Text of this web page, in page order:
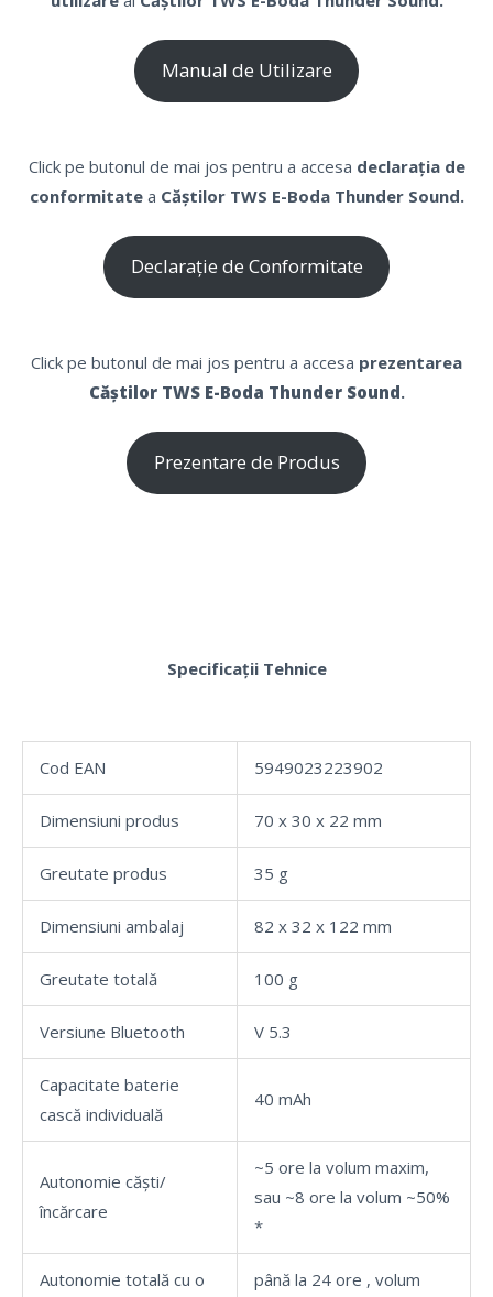
Manual de Utilizare
Click pe butonul de mai jos pentru a accesa declarația de
conformitatea Căștilor TWS E-Boda Thunder Sound.
Declarație de Conformitate
Click pe butonul de mai jos pentru a accesa prezentarea
Căștilor TWS E-Boda Thunder Sound.
Prezentare de Produs
Specificații Tehnice
Cod EAN 5949023223902
Dimensiuni produs 70 x 30 x 22 mm
Greutate produs 35 g
Dimensiuni ambalaj 82 x 32 x 122 mm
Greutate totală 100 g
Versiune Bluetooth V 5.3
Capacitate baterie
cască individuală
40 mAh
Autonomie căști/
încărcare
~5 ore la volum maxim,
sau ~8 ore la volum ~50%
*
Autonomie totală cu o
până la 24 ore , volum